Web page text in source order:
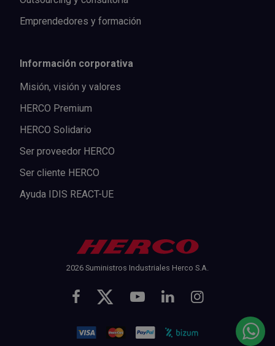
Emprendedores y formación
Información corporativa
Misión, visión y valores
HERCO Premium
HERCO Solidario
Ser proveedor HERCO
Ser cliente HERCO
Ayuda IDIS REACT-UE
2026 Suministros Industriales Herco S.A.